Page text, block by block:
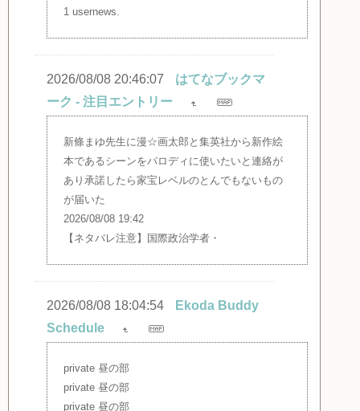
1 usernews.
2026/08/08 20:46:07
はてなブックマ
ーク - 注目エントリー
新條まゆ先生に漫☆画太郎と集英社から新作絵
本であるシーンをパロディに使いたいと連絡が
あり承諾したら家宝レベルのとんでもないもの
が届いた
2026/08/08 19:42
【ネタバレ注意】国際政治学者・
2026/08/08 18:04:54
Ekoda Buddy
Schedule
private 昼の部
private 昼の部
private 昼の部